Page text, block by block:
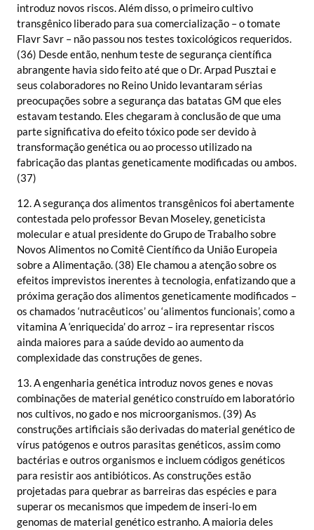
introduz novos riscos. Além disso, o primeiro cultivo
transgênico liberado para sua comercialização – o tomate
Flavr Savr – não passou nos testes toxicológicos requeridos.
(36) Desde então, nenhum teste de segurança científica
abrangente havia sido feito até que o Dr. Arpad Pusztai e
seus colaboradores no Reino Unido levantaram sérias
preocupações sobre a segurança das batatas GM que eles
estavam testando. Eles chegaram à conclusão de que uma
parte significativa do efeito tóxico pode ser devido à
transformação genética ou ao processo utilizado na
fabricação das plantas geneticamente modificadas ou ambos.
(37)
12. A segurança dos alimentos transgênicos foi abertamente
contestada pelo professor Bevan Moseley, geneticista
molecular e atual presidente do Grupo de Trabalho sobre
Novos Alimentos no Comitê Científico da União Europeia
sobre a Alimentação. (38) Ele chamou a atenção sobre os
efeitos imprevistos inerentes à tecnologia, enfatizando que a
próxima geração dos alimentos geneticamente modificados –
os chamados ‘nutracêuticos’ ou ‘alimentos funcionais’, como a
vitamina A ‘enriquecida’ do arroz – ira representar riscos
ainda maiores para a saúde devido ao aumento da
complexidade das construções de genes.
13. A engenharia genética introduz novos genes e novas
combinações de material genético construído em laboratório
nos cultivos, no gado e nos microorganismos. (39) As
construções artificiais são derivadas do material genético de
vírus patógenos e outros parasitas genéticos, assim como
bactérias e outros organismos e incluem códigos genéticos
para resistir aos antibióticos. As construções estão
projetadas para quebrar as barreiras das espécies e para
superar os mecanismos que impedem de inseri-lo em
genomas de material genético estranho. A maioria deles